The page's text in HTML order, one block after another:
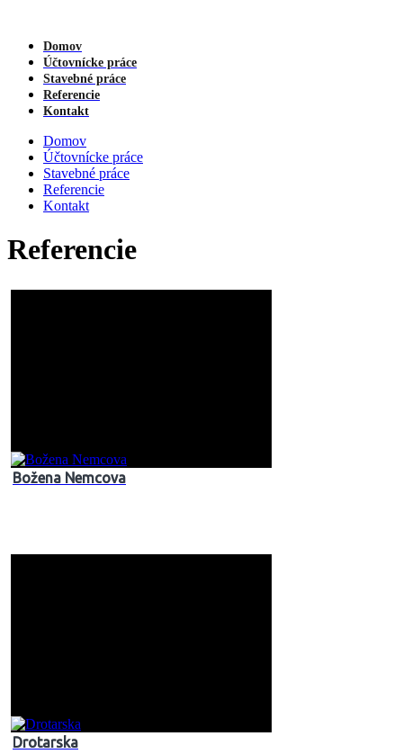
Domov
Účtovnícke práce
Stavebné práce
Referencie
Kontakt
Domov
Účtovnícke práce
Stavebné práce
Referencie
Kontakt
Referencie
Božena Nemcova
Drotarska